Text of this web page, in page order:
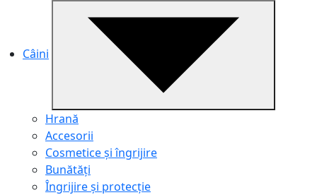
Câini
Hrană
Accesorii
Cosmetice și îngrijire
Bunătăți
Îngrijire și protecție